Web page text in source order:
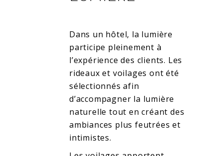
Dans un hôtel, la lumière
participe pleinement à
l’expérience des clients. Les
rideaux et voilages ont été
sélectionnés afin
d’accompagner la lumière
naturelle tout en créant des
ambiances plus feutrées et
intimistes.